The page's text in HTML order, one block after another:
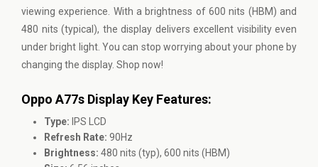
viewing experience. With a brightness of 600 nits (HBM) and
480 nits (typical), the display delivers excellent visibility even
under bright light. You can stop worrying about your phone by
changing the display. Shop now!
Oppo A77s Display Key Features:
Type: IPS LCD
Refresh Rate: 90Hz
Brightness: 480 nits (typ), 600 nits (HBM)